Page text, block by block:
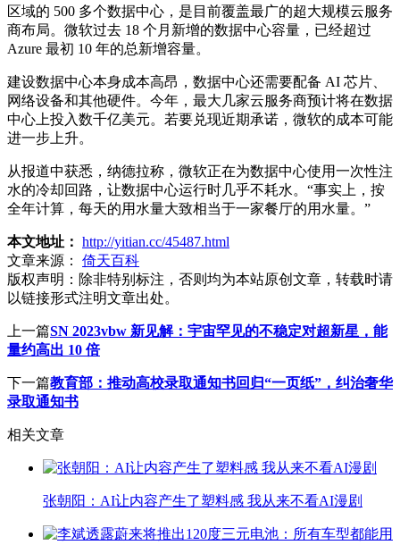
区域的 500 多个数据中心，是目前覆盖最广的超大规模云服务
商布局。微软过去 18 个月新增的数据中心容量，已经超过
Azure 最初 10 年的总新增容量。
建设数据中心本身成本高昂，数据中心还需要配备 AI 芯片、
网络设备和其他硬件。今年，最大几家云服务商预计将在数据
中心上投入数千亿美元。若要兑现近期承诺，微软的成本可能
进一步上升。
从报道中获悉，纳德拉称，微软正在为数据中心使用一次性注
水的冷却回路，让数据中心运行时几乎不耗水。“事实上，按
全年计算，每天的用水量大致相当于一家餐厅的用水量。”
本文地址： http://yitian.cc/45487.html
文章来源：
倚天百科
版权声明： 除非特别标注，否则均为本站原创文章，转载时请
以链接形式注明文章出处。
上一篇SN 2023vbw 新见解：宇宙罕见的不稳定对超新星，能
量约高出 10 倍
下一篇教育部：推动高校录取通知书回归“一页纸”，纠治奢华
录取通知书
相关文章
张朝阳：AI让内容产生了塑料感 我从来不看AI漫剧